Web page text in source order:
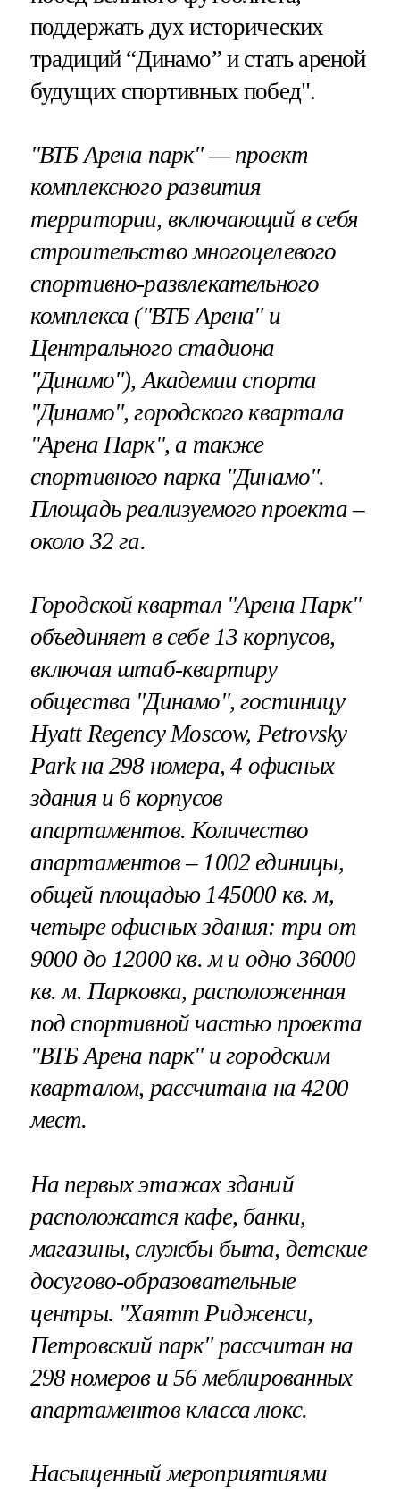
поддержать дух исторических
традиций “Динамо” и стать ареной
будущих спортивных побед".
"ВТБ Арена парк" — проект
комплексного развития
территории, включающий в себя
строительство многоцелевого
спортивно-развлекательного
комплекса ("ВТБ Арена" и
Центрального стадиона
"Динамо"), Академии спорта
"Динамо", городского квартала
"Арена Парк", а также
спортивного парка "Динамо".
Площадь реализуемого проекта –
около 32 га.
Городской квартал "Арена Парк"
объединяет в себе 13 корпусов,
включая штаб-квартиру
общества "Динамо", гостиницу
Hyatt Regency Moscow, Petrovsky
Park на 298 номера, 4 офисных
здания и 6 корпусов
апартаментов. Количество
апартаментов – 1002 единицы,
общей площадью 145000 кв. м,
четыре офисных здания: три от
9000 до 12000 кв. м и одно 36000
кв. м. Парковка, расположенная
под спортивной частью проекта
"ВТБ Арена парк" и городским
кварталом, рассчитана на 4200
мест.
На первых этажах зданий
расположатся кафе, банки,
магазины, службы быта, детские
досугово-образовательные
центры. "Хаятт Ридженси,
Петровский парк" рассчитан на
298 номеров и 56 меблированных
апартаментов класса люкс.
Насыщенный мероприятиями